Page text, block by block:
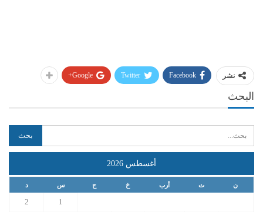
نشر Facebook
Twitter
Google+
البحث
أغسطس 2026
ن ث أرب خ ج س د
1
2